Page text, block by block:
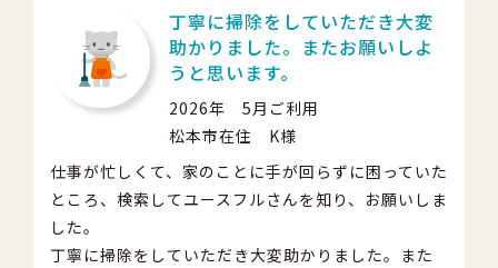
丁寧に掃除をしていただき大変
助かりました。またお願いしよ
うと思います。
2026年 5月ご利用
松本市在住 K様
仕事が忙しくて、家のことに手が回らずに困っていた
ところ、検索してユースフルさんを知り、お願いしま
した。
丁寧に掃除をしていただき大変助かりました。また